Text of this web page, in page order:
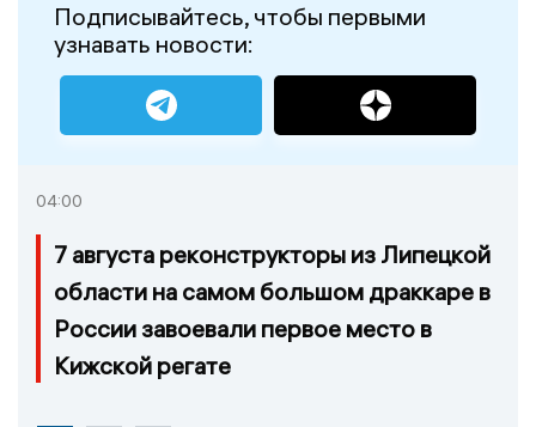
Подписывайтесь, чтобы первыми
узнавать новости:
04:00
7 августа реконструкторы из Липецкой
области на самом большом драккаре в
России завоевали первое место в
Кижской регате